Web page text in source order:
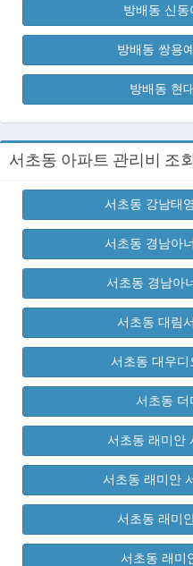
방배동 신동
방배동 쌍용
방배동 현
서초동 아파트 관리비 조
서초동 강남태
서초동 경남아
서초동 경남아
서초동 대림
서초동 대우디
서초동 더
서초동 래미안
서초동 래미안
서초동 래미
서초동 래미